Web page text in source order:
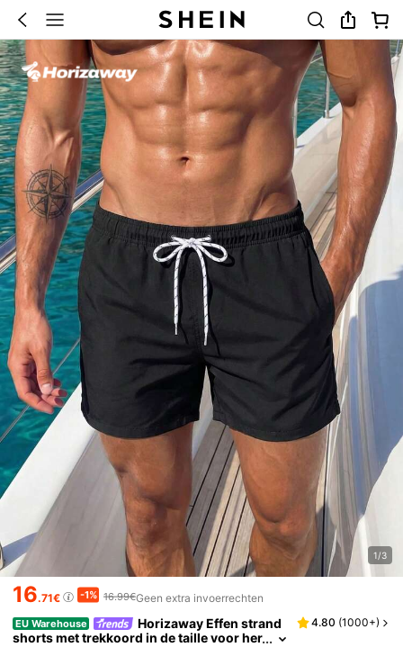
1/3
16.71€ -1% 16.99€Geen extra invoerrechten
EU Warehouse
Horizaway Effen strand
shorts met trekkoord in de taille voor her
4.80 (1000+)